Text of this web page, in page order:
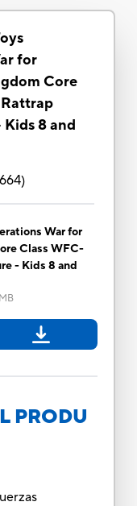
for
Core
8 and
)
War for
Class WFC-
- Kids 8 and
PRODU